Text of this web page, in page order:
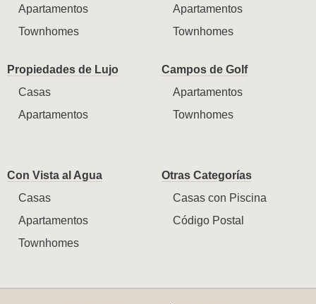
Apartamentos
Townhomes
Apartamentos
Townhomes
Propiedades de Lujo
Casas
Apartamentos
Campos de Golf
Apartamentos
Townhomes
Con Vista al Agua
Casas
Apartamentos
Townhomes
Otras Categorías
Casas con Piscina
Código Postal